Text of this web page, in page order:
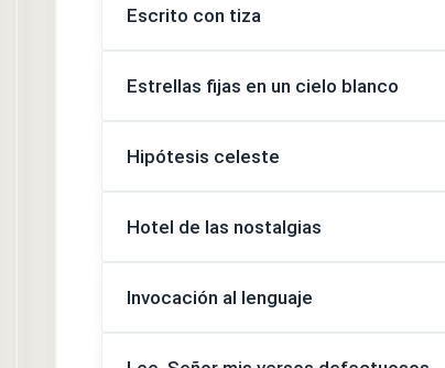
Escrito con tiza
Estrellas fijas en un cielo blanco
Hipótesis celeste
Hotel de las nostalgias
Invocación al lenguaje